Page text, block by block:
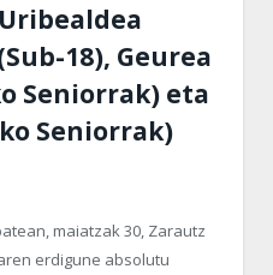
18), Geurea
Seniorrak) eta
Seniorrak)
maiatzak 30, Zarautz
erdigune absolutu